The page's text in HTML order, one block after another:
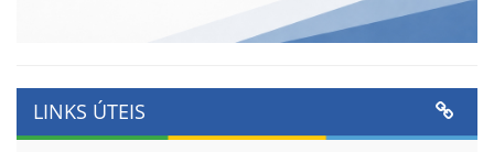
LINKS ÚTEIS